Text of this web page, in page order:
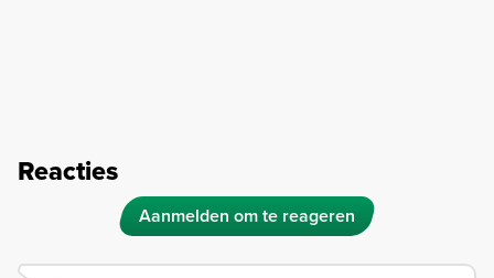
Reacties
Aanmelden om te reageren